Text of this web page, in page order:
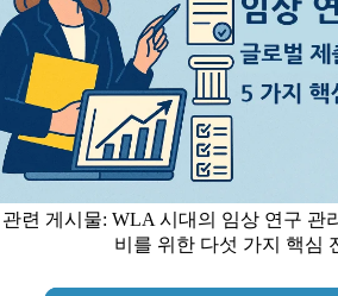
관련 게시물: WLA 시대의 임상 연구 관
비를 위한 다섯 가지 핵심